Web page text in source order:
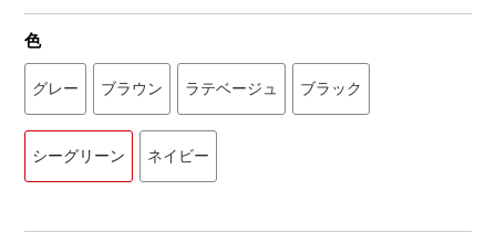
色
グレー ブラウン ラテベージュ ブラック
シーグリーン ネイビー